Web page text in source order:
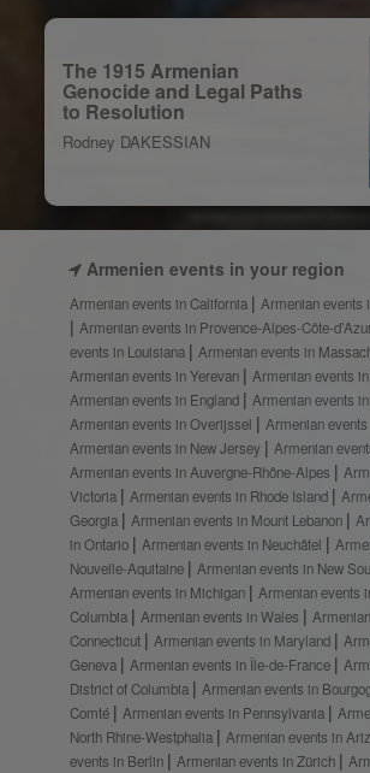
The 1915 Armenian
Genocide and Legal Paths
to Resolution
Rodney DAKESSIAN
Armenien events in your region
Armenian events in California
Armenian events
Armenian events in Provence-Alpes-Côte-
events in Louisiana
Armenian events in
Armenian events in Yerevan
Armenian events
Armenian events in England
Armenian events
Armenian events in Overijssel
Armenian
Armenian events in New Jersey
Armenian
Armenian events in Auvergne-Rhône-Alpes
Victoria
Armenian events in Rhode Island
Georgia
Armenian events in Mount Lebanon
in Ontario
Armenian events in Neuchâtel
Nouvelle-Aquitaine
Armenian events in New
Armenian events in Michigan
Armenian events
Columbia
Armenian events in Wales
Connecticut
Armenian events in Maryland
Geneva
Armenian events in Île-de-France
District of Columbia
Armenian events in
Comté
Armenian events in Pennsylvania
North Rhine-Westphalia
Armenian events in
events in Berlin
Armenian events in Zürich